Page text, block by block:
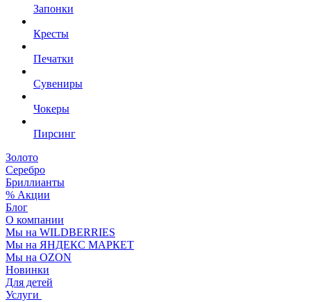
Запонки
Кресты
Печатки
Сувениры
Чокеры
Пирсинг
Золото
Серебро
Бриллианты
% Акции
Блог
О компании
Мы на WILDBERRIES
Мы на ЯНДЕКС МАРКЕТ
Мы на OZON
Новинки
Для детей
Услуги